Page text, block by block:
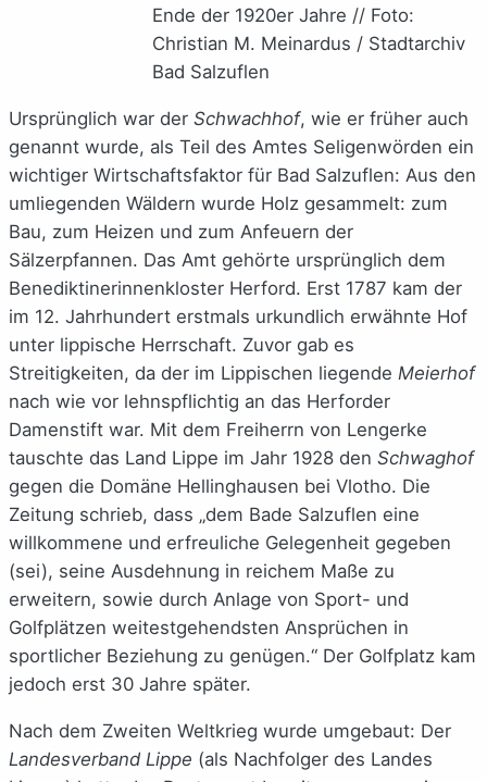
Ende der 1920er Jahre // Foto:
Christian M. Meinardus / Stadtarchiv
Bad Salzuflen
Ursprünglich war der Schwachhof, wie er früher auch
genannt wurde, als Teil des Amtes Seligenwörden ein
wichtiger Wirtschaftsfaktor für Bad Salzuflen: Aus den
umliegenden Wäldern wurde Holz gesammelt: zum
Bau, zum Heizen und zum Anfeuern der
Sälzerpfannen. Das Amt gehörte ursprünglich dem
Benediktinerinnenkloster Herford. Erst 1787 kam der
im 12. Jahrhundert erstmals urkundlich erwähnte Hof
unter lippische Herrschaft. Zuvor gab es
Streitigkeiten, da der im Lippischen liegende Meierhof
nach wie vor lehnspflichtig an das Herforder
Damenstift war. Mit dem Freiherrn von Lengerke
tauschte das Land Lippe im Jahr 1928 den Schwaghof
gegen die Domäne Hellinghausen bei Vlotho. Die
Zeitung schrieb, dass „dem Bade Salzuflen eine
willkommene und erfreuliche Gelegenheit gegeben
(sei), seine Ausdehnung in reichem Maße zu
erweitern, sowie durch Anlage von Sport- und
Golfplätzen weitestgehendsten Ansprüchen in
sportlicher Beziehung zu genügen.“ Der Golfplatz kam
jedoch erst 30 Jahre später.
Nach dem Zweiten Weltkrieg wurde umgebaut: Der
Landesverband Lippe (als Nachfolger des Landes